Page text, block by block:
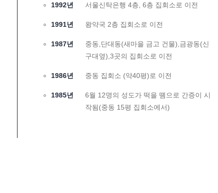
1992년 서울신탁은행 4층, 6층 집회소로 이전
1991년 왕약국 2층 집회소로 이전
1987년
중동,단대동(새마을 금고 건물),금광동(신
구대옆),3곳의 집회소로 이전
1986년 중동 집회소 (약40평)로 이전
1985년
6월 12명의 성도가 떡을 똄으로 간증이 시
작됨(중동 15평 집회소에서)